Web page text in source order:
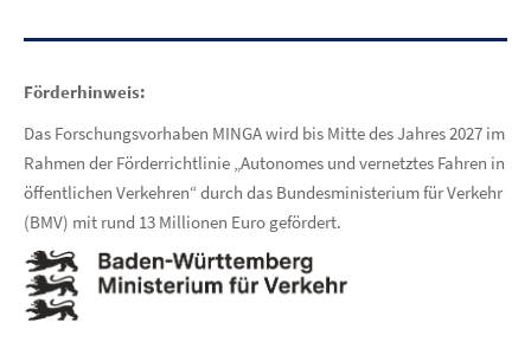
Förderhinweis:
Das Forschungsvorhaben MINGA wird bis Mitte des Jahres 2027 im
Rahmen der Förderrichtlinie „Autonomes und vernetz­tes Fahren in
öffentlichen Verkehren“ durch das Bundesministe­rium für Verkehr
(BMV) mit rund 13 Millionen Euro gefördert.